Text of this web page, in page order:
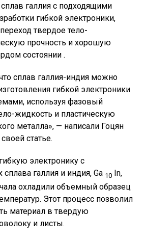
галлия с подходящими
гибкой электроники,
твердое тело-
прочность и хорошую
состоянии .
сплав галлия-индия можно
гибкой электроники
используя фазовый
жидкость и пластическую
металла», — написали Гоцян
статье.
электронику с
галлия и индия, Ga 10 In,
охладили объемный образец
Этот процесс позволил
материал в твердую
и листы.